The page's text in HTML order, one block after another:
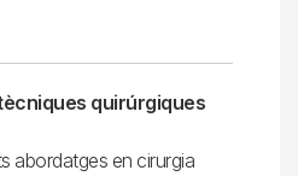
quirúrgiques
abordatges en cirurgia